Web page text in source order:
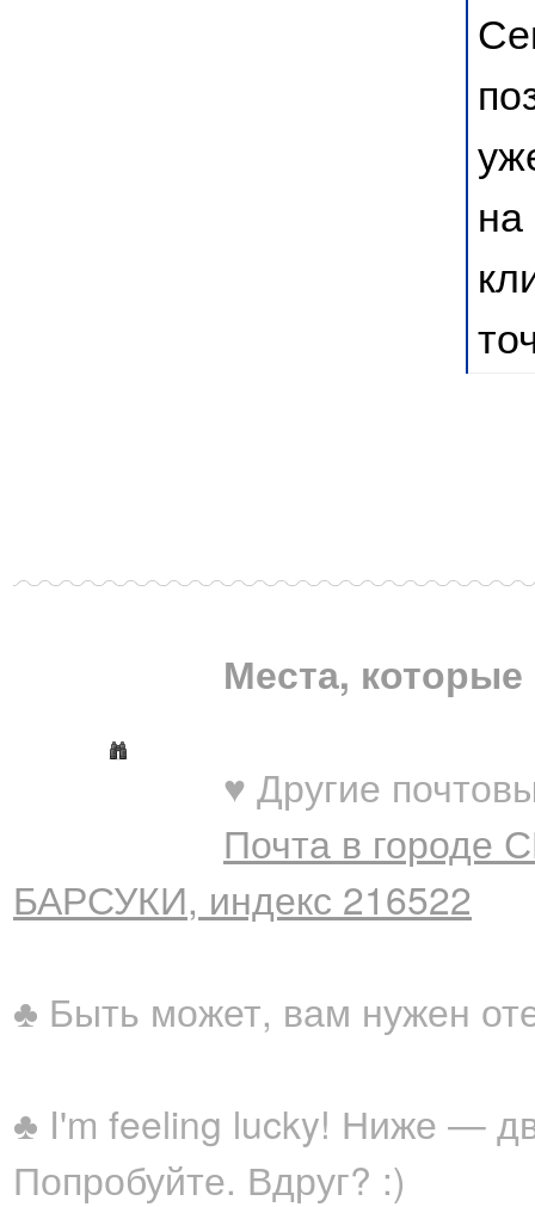
Места, которые
♥ Другие
Почта в городе
БАРСУКИ, индекс 216522
♣ Быть может, вам нужен
♣ I'm feeling lucky! Ниже —
Попробуйте. Вдруг? :)